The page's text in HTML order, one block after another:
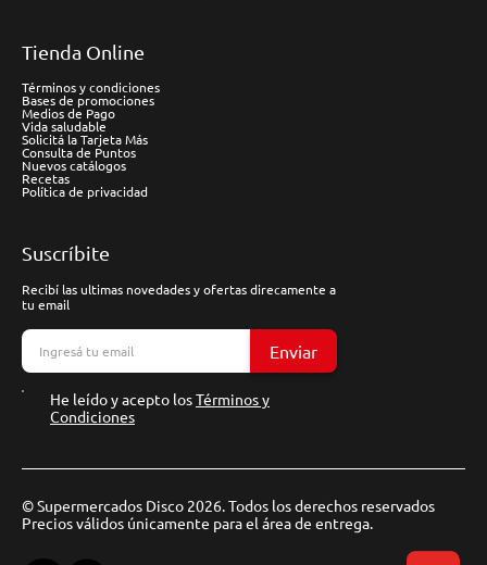
Tienda Online
Términos y condiciones
Bases de promociones
Medios de Pago
Vida saludable
Solicitá la Tarjeta Más
Consulta de Puntos
Nuevos catálogos
Recetas
Política de privacidad
Suscríbite
Recibí las ultimas novedades y ofertas direcamente a
tu email
Enviar
He leído y acepto losTérminos y
Condiciones
© Supermercados Disco 2026. Todos los derechos reservados
Precios válidos únicamente para el área de entrega.